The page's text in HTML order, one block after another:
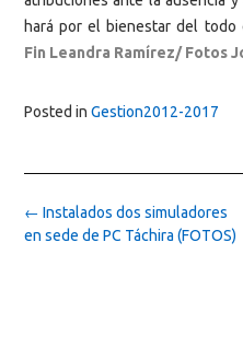
hará por el bienestar del todo
Fin Leandra Ramírez/ Fotos
Posted in Gestion2012-2017
Post
navigation
← Instalados dos simuladores
en sede de PC Táchira (FOTOS)